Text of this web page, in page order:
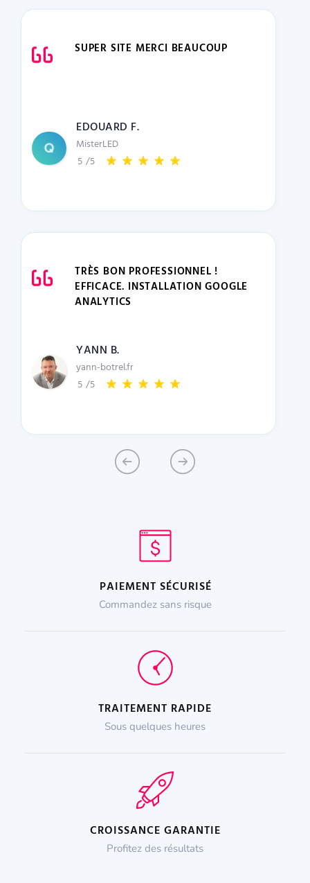
SUPER SITE MERCI BEAUCOUP
EDOUARD F.
MisterLED
5 /5
TRÈS BON PROFESSIONNEL !
EFFICACE. INSTALLATION GOOGLE
ANALYTICS
YANN B.
yann-botrel.fr
5 /5
PAIEMENT SÉCURISÉ
Commandez sans risque
TRAITEMENT RAPIDE
Sous quelques heures
CROISSANCE GARANTIE
Profitez des résultats